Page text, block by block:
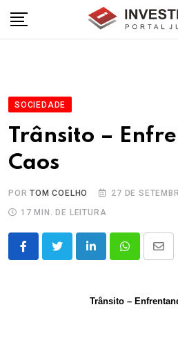
SOCIEDADE
Trânsito –
Caos
PORTOM COELHO
27 DE
17 MIN. DE LEITURA
LinkedInWhatsappShare
Trânsito –